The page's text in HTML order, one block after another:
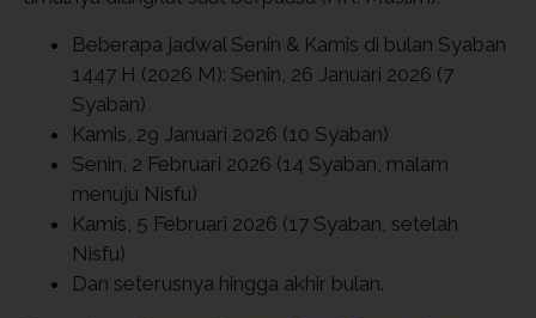
Beberapa jadwal Senin & Kamis di bulan Syaban
1447 H (2026 M): Senin, 26 Januari 2026 (7
Syaban)
Kamis, 29 Januari 2026 (10 Syaban)
Senin, 2 Februari 2026 (14 Syaban, malam
menuju Nisfu)
Kamis, 5 Februari 2026 (17 Syaban, setelah
Nisfu)
Dan seterusnya hingga akhir bulan.